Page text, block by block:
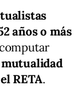
años o más
RETA.